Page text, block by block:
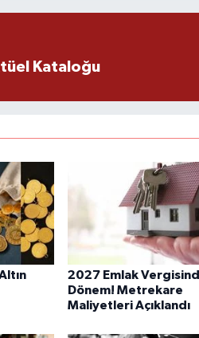
Kataloğu
2027 Emlak
Dönem! Metrekare
Maliyetleri Açıklandı